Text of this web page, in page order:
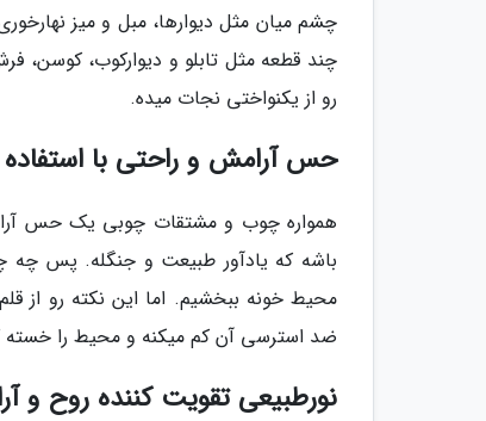
چشم میان مثل دیوارها، مبل و میز
چند قطعه مثل تابلو و دیوارکوب، کوسن،
رو از یکنواختی نجات میده.
حس آرامش و راحتی با استفاده
همواره چوب و مشتقات چوبی یک حس
باشه که یادآور طبیعت و جنگله. پس چه
محیط خونه ببخشیم. اما این نکته رو از
ضد استرسی آن کم میکنه و محیط را خسته
نورطبیعی تقویت کننده روح و